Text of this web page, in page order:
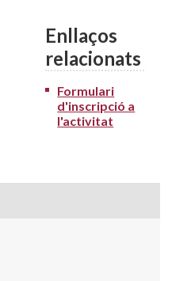
Enllaços
relacionats
Formulari
d'inscripció a
l'activitat